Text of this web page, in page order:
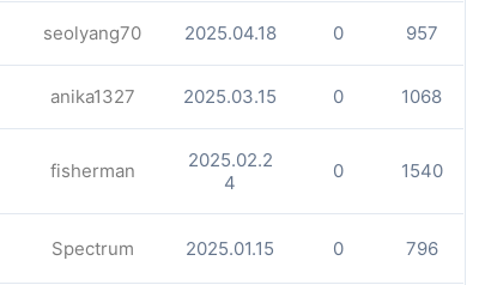
seolyang70 2025.04.18 0 957
anika1327 2025.03.15 0 1068
fisherman
2025.02.2
4
0 1540
Spectrum 2025.01.15 0 796